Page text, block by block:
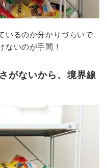
いるのか分かりづらいで
ないのが手間！
がないから、境界線